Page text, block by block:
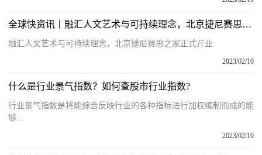
全球快资讯丨融汇人文艺术与可持续理念，北京捷尼赛思之家正式开业
融汇人文艺术与可持续理念，北京捷尼赛思之家正式开业
2023/02/10
什么是行业景气指数？如何查股市行业指数?
行业景气指数是将能综合反映行业的各种指标进行加权编制而成的能
够...
2023/02/10